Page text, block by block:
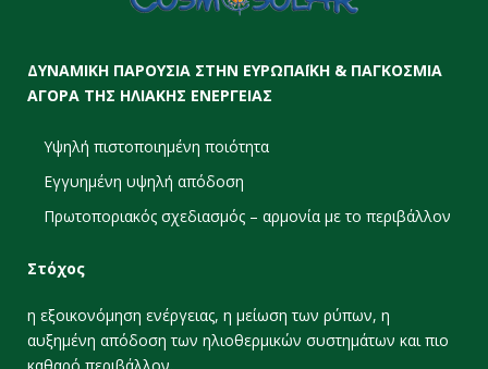
ΔΥΝΑΜΙΚΗ ΠΑΡΟΥΣΙΑ ΣΤΗΝ ΕΥΡΩΠΑΪΚΗ & ΠΑΓΚΟΣΜΙΑ
ΑΓΟΡΑ ΤΗΣ ΗΛΙΑΚΗΣ ΕΝΕΡΓΕΙΑΣ
Υψηλή πιστοποιημένη ποιότητα
Εγγυημένη υψηλή απόδοση
Πρωτοποριακός σχεδιασμός – αρμονία με το περιβάλλον
Στόχος
η εξοικονόμηση ενέργειας, η μείωση των ρύπων, η
αυξημένη απόδοση των ηλιοθερμικών συστημάτων και πιο